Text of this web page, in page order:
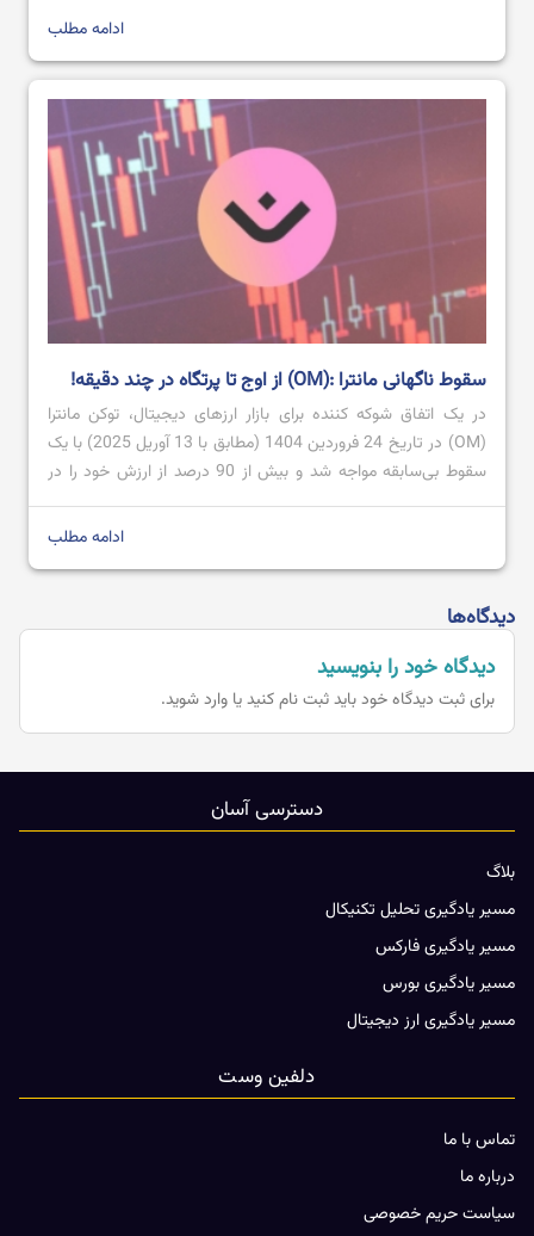
ادامه مطلب
سقوط ناگهانی مانترا :(OM) از اوج تا پرتگاه در چند دقیقه!
در یک اتفاق شوکه ‌کننده برای بازار ارزهای دیجیتال، توکن مانترا
(OM) در تاریخ 24 فروردین 1404 (مطابق با 13 آوریل 2025) با یک
سقوط بی‌سابقه مواجه شد و بیش از 90 درصد از ارزش خود را در
عرض چند دقیقه از دست داد. این ریزش ناگهانی سوالات زیادی را در
ادامه مطلب
دیدگاه‌ها
دیدگاه خود را بنویسید
برای ثبت دیدگاه خود بایدثبت نام کنید یا وارد شوید.
دسترسی آسان
بلاگ
مسیر یادگیری تحلیل تکنیکال
مسیر یادگیری فارکس
مسیر یادگیری بورس
مسیر یادگیری ارز دیجیتال
دلفین وست
تماس با ما
درباره ما
سیاست حریم خصوصی